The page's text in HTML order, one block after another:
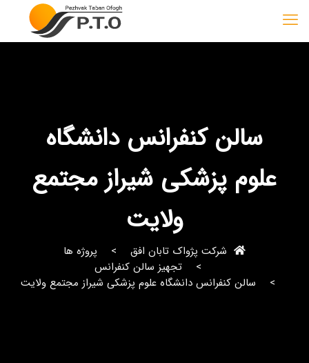
سالن کنفرانس دانشگاه
علوم پزشکی شیراز مجتمع
ولایت
شرکت پژواک تابان افق
پروژه ها
تجهیز سالن کنفرانس
سالن کنفرانس دانشگاه علوم پزشکی شیراز مجتمع ولایت